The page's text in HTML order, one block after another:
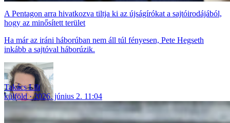
A Pentagon arra hivatkozva tiltja ki az újságírókat a sajtóirodájából,
hogy az minősített terület
Ha már az iráni háborúban nem áll túl fényesen, Pete Hegseth
inkább a sajtóval háborúzik.
Takács Lili
külföld
2026. június 2. 11:04